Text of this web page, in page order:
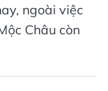
ngoài việc
Châu còn